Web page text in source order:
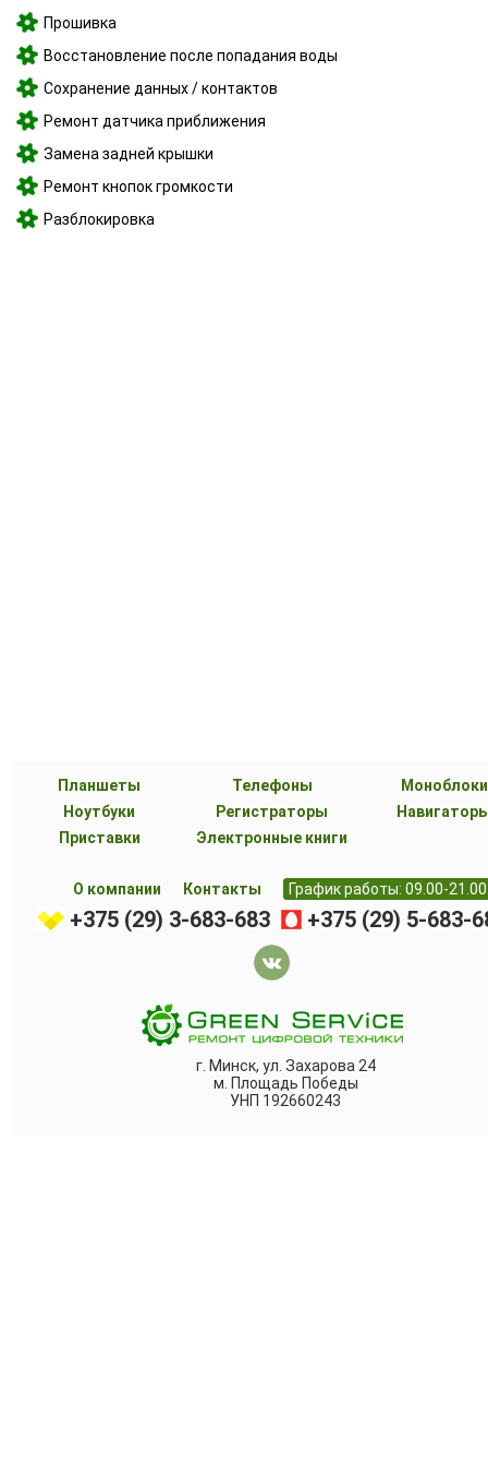
Прошивка
Восстановление после попадания воды
Сохранение данных / контактов
Ремонт датчика приближения
Замена задней крышки
Ремонт кнопок громкости
Разблокировка
Планшеты Телефоны
Моноблоки
Ноутбуки
Регистраторы
Приставки
Электронные книги
О компании Контакты График работы: 09.00-21.00
+375 (29) 3-683-683 +375 (29) 5-683-
г. Минск, ул. Захарова 24
м. Площадь Победы
УНП 192660243